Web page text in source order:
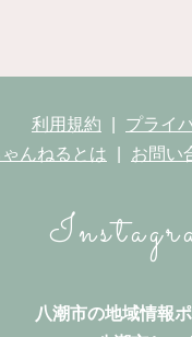
利用規約
プライ
んねるとは
お問い
八潮市の地域情報